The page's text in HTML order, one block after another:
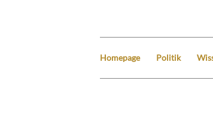
Homepage Politik